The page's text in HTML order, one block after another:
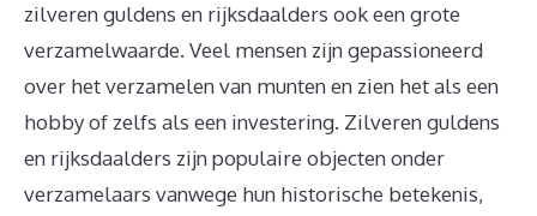
zilveren guldens en rijksdaalders ook een grote
verzamelwaarde. Veel mensen zijn gepassioneerd
over het verzamelen van munten en zien het als een
hobby of zelfs als een investering. Zilveren guldens
en rijksdaalders zijn populaire objecten onder
verzamelaars vanwege hun historische betekenis,